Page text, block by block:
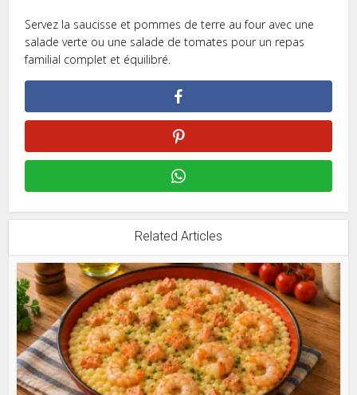
Servez la saucisse et pommes de terre au four avec une
salade verte ou une salade de tomates pour un repas
familial complet et équilibré.
Related Articles